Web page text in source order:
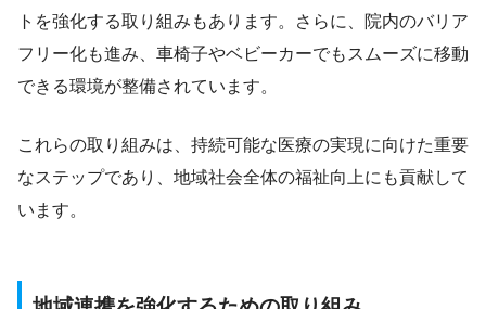
トを強化する取り組みもあります。さらに、院内のバリア
フリー化も進み、車椅子やベビーカーでもスムーズに移動
できる環境が整備されています。
これらの取り組みは、持続可能な医療の実現に向けた重要
なステップであり、地域社会全体の福祉向上にも貢献して
います。